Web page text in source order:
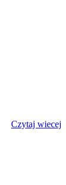
Czytaj wiecej